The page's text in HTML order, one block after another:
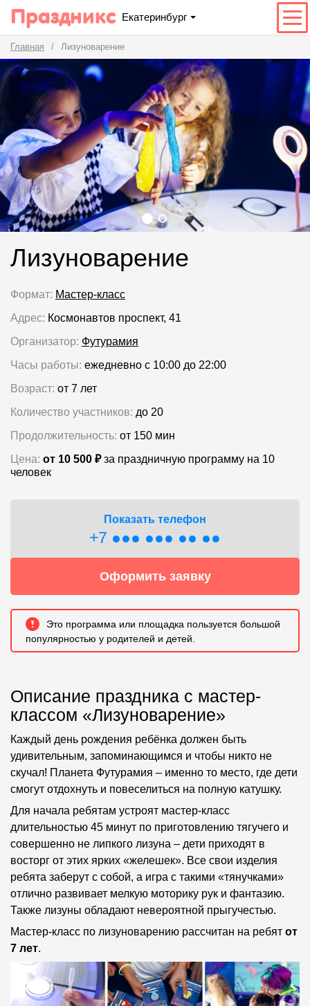
Праздникс Екатеринбург
Главная Лизуноварение
Лизуноварение
Формат: Мастер-класс
Адрес: Космонавтов проспект, 41
Организатор: Футурамия
Часы работы: ежедневно с 10:00 до 22:00
Возраст: от 7 лет
Количество участников: до 20
Продолжительность: от 150 мин
Цена: от 10 500 ₽за праздничную программу на 10
человек
Показать телефон
+7 ●●● ●●● ●● ●●
Оформить заявку
Это программа или площадка пользуется большой
популярностью у родителей и детей.
Описание праздника с мастер-
классом «Лизуноварение»
Каждый день рождения ребёнка должен быть
удивительным, запоминающимся и чтобы никто не
скучал! Планета Футурамия – именно то место, где дети
смогут отдохнуть и повеселиться на полную катушку.
Для начала ребятам устроят мастер-класс
длительностью 45 минут по приготовлению тягучего и
совершенно не липкого лизуна – дети приходят в
восторг от этих ярких «желешек». Все свои изделия
ребята заберут с собой, а игра с такими «тянучками»
отлично развивает мелкую моторику рук и фантазию.
Также лизуны обладают невероятной прыгучестью.
Мастер-класс по лизуноварению рассчитан на ребят от
7 лет.